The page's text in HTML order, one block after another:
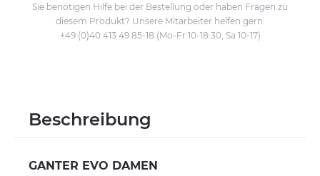
Sie benötigen Hilfe bei der Bestellung oder haben Fragen zu
diesem Produkt? Unsere Mitarbeiter helfen gern:
+49 (0)40 413 49 85-18 (Mo-Fr 10-18:30, Sa 10-17)
Beschreibung
GANTER EVO DAMEN